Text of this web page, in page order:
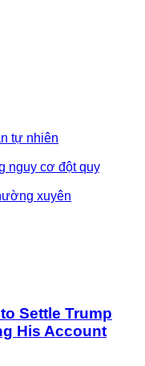
tự nhiên
nguy cơ đột quỵ
xuyên
Settle Trump
His Account